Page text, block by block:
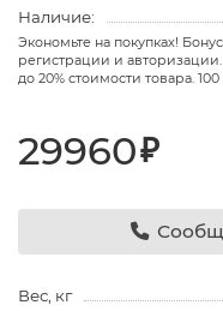
Наличие:
Экономьте на покупках!
регистрации и авторизации.
до 20% стоимости товара.
29960₽
Вес, кг